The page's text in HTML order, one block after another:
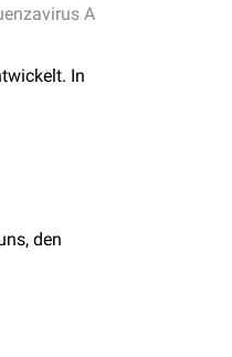
A
In
den